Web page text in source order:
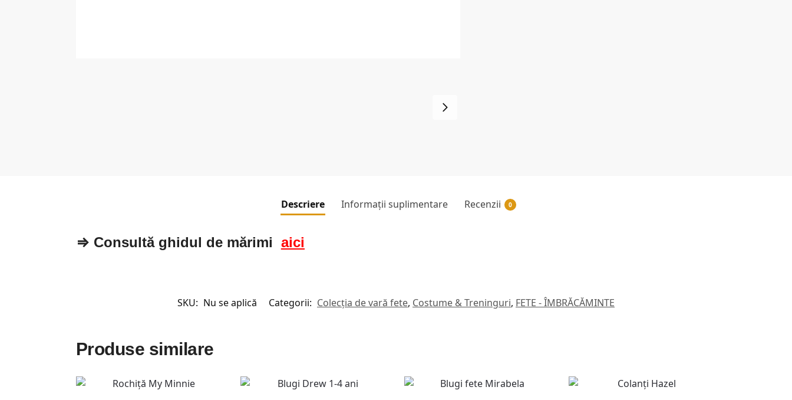
Descriere Informații suplimentare Recenzii 0
⇒ Consultă ghidul de mărimi aici
SKU: Nu se aplică Categorii: Colecția de vară fete, Costume & Treninguri, FETE - ÎMBRĂCĂMINTE
Produse similare